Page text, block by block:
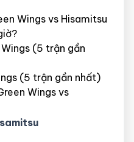
Wings vs Hisamitsu
(5 trận gần
(5 trận gần nhất)
Wings vs